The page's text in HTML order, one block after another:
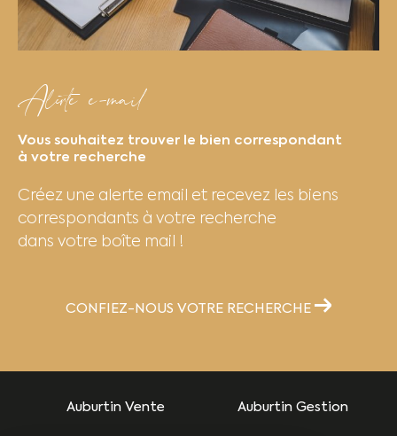
Parcourez nos annonces de location et
découvrez des biens sélectionnés avec soin.
Gestion locative
locative prend en charge l’intégralité du
bien. Grâce à notre savoir-faire, vous
locatifs.
Alerte e-mail
Vous souhaitez trouver le bien correspondant
à votre recherche
Créez une alerte email et recevez les biens
correspondants à votre recherche
dans votre boîte mail !
CONFIEZ-NOUS VOTRE RECHERCHE
Auburtin Vente Auburtin Gestion